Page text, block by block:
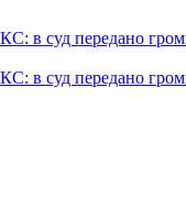
в суд передано
в суд передано